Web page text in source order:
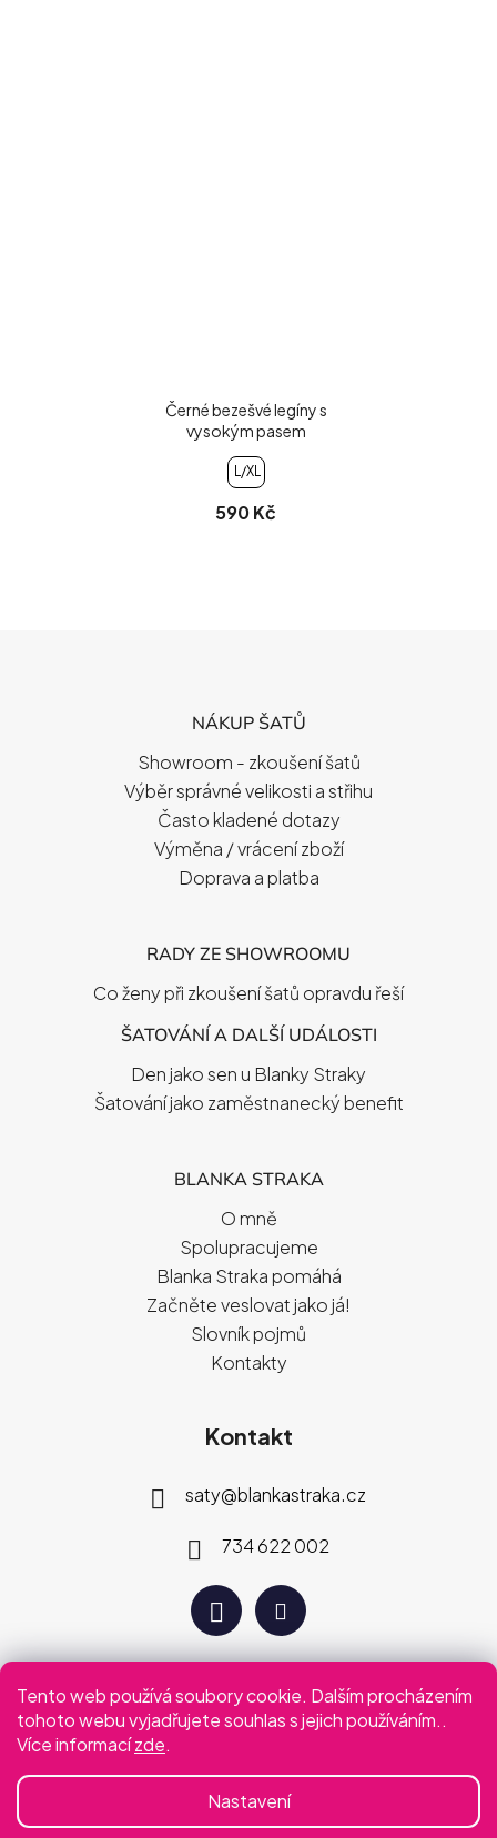
Tento web používá soubory cookie. Dalším procházením
tohoto webu vyjadřujete souhlas s jejich používáním..
Více informacízde.
Nastavení
Černé bezešvé legíny s
vysokým pasem
L/XL
590 Kč
NÁKUP ŠATŮ
Showroom - zkoušení šatů
Výběr správné velikosti a střihu
Často kladené dotazy
Výměna / vrácení zboží
Doprava a platba
RADY ZE SHOWROOMU
Co ženy při zkoušení šatů opravdu řeší
ŠATOVÁNÍ A DALŠÍ UDÁLOSTI
Den jako sen u Blanky Straky
Šatování jako zaměstnanecký benefit
BLANKA STRAKA
O mně
Spolupracujeme
Blanka Straka pomáhá
Začněte veslovat jako já!
Slovník pojmů
Kontakty
Kontakt
saty@blankastraka.cz
734 622 002
Plaťte jak vám vyhovuje
Podmínky ochrany osobních údajů Obchodní podmínky